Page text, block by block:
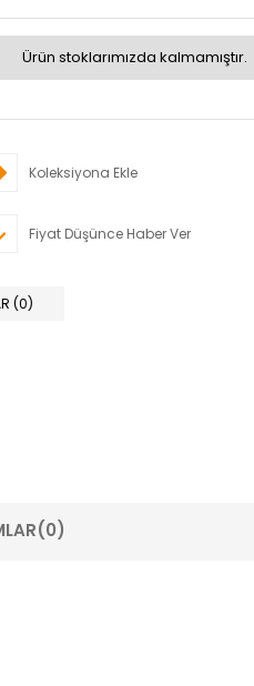
Ürün stoklarımızda kalmamıştır.
Koleksiyona Ekle
Fiyat Düşünce Haber Ver
(0)
(0)